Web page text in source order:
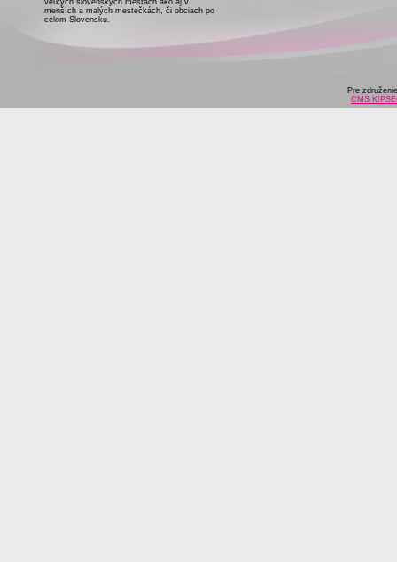
veľkých slovenských mestách ako aj v
menších a malých mestečkách, či obciach po
celom Slovensku.
Pre
CMS